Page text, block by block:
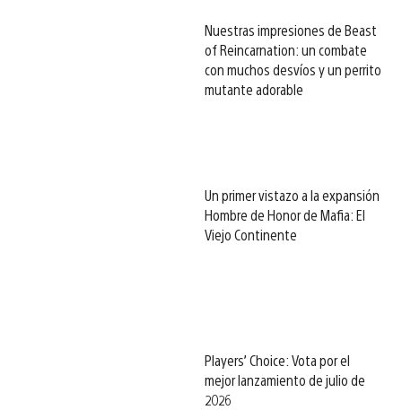
Nuestras impresiones de Beast
of Reincarnation: un combate
con muchos desvíos y un perrito
mutante adorable
Un primer vistazo a la expansión
Hombre de Honor de Mafia: El
Viejo Continente
Players’ Choice: Vota por el
mejor lanzamiento de julio de
2026